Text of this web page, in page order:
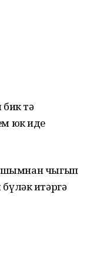
бик тә
юк иде
чыгып
итәргә